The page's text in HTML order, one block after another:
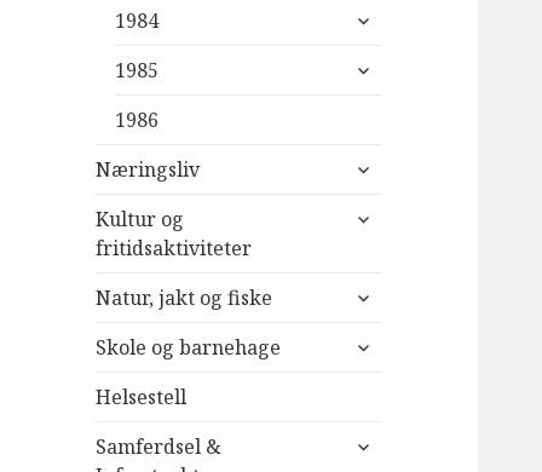
1984
utvid
1985
utvid
1986
Næringsliv
utvid
Kultur og
fritidsaktiviteter
utvid
Natur, jakt og fiske
utvid
Skole og barnehage
utvid
Helsestell
Samferdsel &
utvid